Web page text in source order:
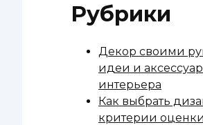
Рубрики
Декор своими
идеи и
интерьера
Как выбрать
критерии